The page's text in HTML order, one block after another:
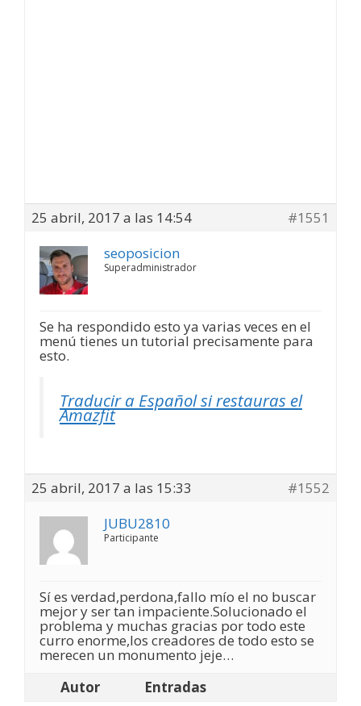
25 abril, 2017 a las 14:54
#1551
seoposicion
Superadministrador
Se ha respondido esto ya varias veces en el
menú tienes un tutorial precisamente para
esto.
Traducir a Español si restauras el
Amazfit
25 abril, 2017 a las 15:33
#1552
JUBU2810
Participante
Sí es verdad,perdona,fallo mío el no buscar
mejor y ser tan impaciente.Solucionado el
problema y muchas gracias por todo este
curro enorme,los creadores de todo esto se
merecen un monumento jeje…
Autor
Entradas